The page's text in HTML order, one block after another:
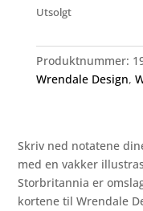
Utsolgt
Produktnummer:
Wrendale Design,
Skriv ned notatene
med en vakker
Storbritannia er
kortene til Wrendale